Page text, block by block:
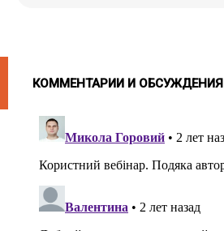
КОММЕНТАРИИ И ОБСУЖДЕНИЯ